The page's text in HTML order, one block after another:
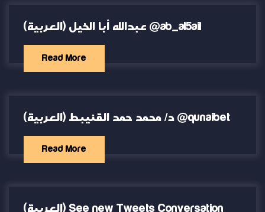
(العربية) عبدالله أبا الخيل @ab_al5ail
Read More
(العربية) د/ محمد حمد القنيبط @qunaibet
Read More
(العربية) See new Tweets Conversation